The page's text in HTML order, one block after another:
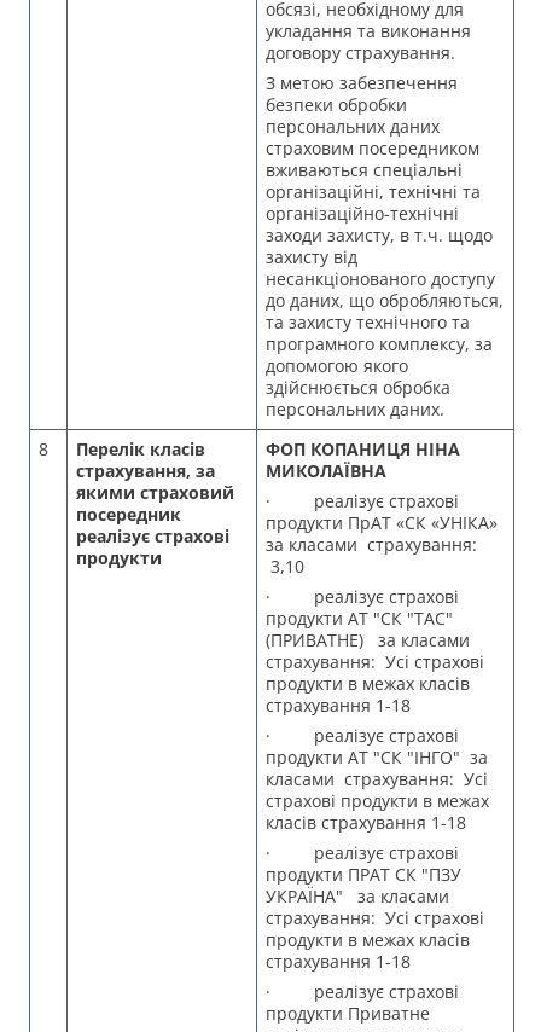
обсязі, необхідному для
укладання та виконання
договору страхування.
З метою забезпечення
безпеки обробки
персональних даних
страховим посередником
вживаються спеціальні
організаційні, технічні та
організаційно-технічні
заходи захисту, в т.ч. щодо
захисту від
несанкціонованого доступу
до даних, що обробляються,
та захисту технічного та
програмного комплексу, за
допомогою якого
здійснюється обробка
персональних даних.
8
Перелік класів
страхування, за
якими страховий
посередник
реалізує страхові
продукти
ФОП КОПАНИЦЯ НІНА
МИКОЛАЇВНА
· реалізує страхові
продукти ПрАТ «СК «УНІКА»
за класами страхування:
3,10
· реалізує страхові
продукти АТ "СК "ТАС"
(ПРИВАТНЕ) за класами
страхування: Усі страхові
продукти в межах класів
страхування 1-18
· реалізує страхові
продукти АТ "СК "ІНГО" за
класами страхування: Усі
страхові продукти в межах
класів страхування 1-18
· реалізує страхові
продукти ПРАТ СК "ПЗУ
УКРАЇНА" за класами
страхування: Усі страхові
продукти в межах класів
страхування 1-18
· реалізує страхові
продукти Приватне